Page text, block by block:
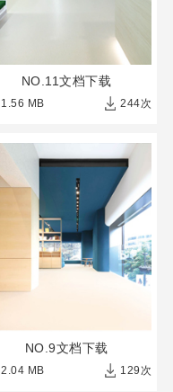
NO.11文档下载
1.56 MB 244次
NO.9文档下载
2.04 MB 129次